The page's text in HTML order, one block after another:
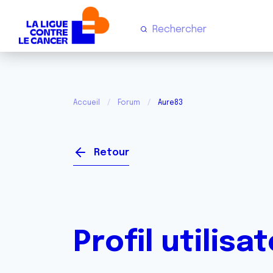
Accueil Forum Aure83
Retour
Profil